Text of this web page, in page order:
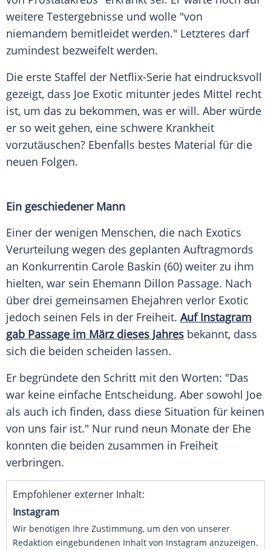
weitere Testergebnisse und wolle "von
niemandem bemitleidet werden." Letzteres darf
zumindest bezweifelt werden.
Die erste Staffel der Netflix-Serie hat eindrucksvoll
gezeigt, dass Joe Exotic mitunter jedes Mittel recht
ist, um das zu bekommen, was er will. Aber würde
er so weit gehen, eine schwere Krankheit
vorzutäuschen? Ebenfalls bestes Material für die
neuen Folgen.
Ein geschiedener Mann
Einer der wenigen Menschen, die nach Exotics
Verurteilung wegen des geplanten Auftragmords
an Konkurrentin Carole Baskin (60) weiter zu ihm
hielten, war sein Ehemann Dillon Passage. Nach
über drei gemeinsamen Ehejahren verlor Exotic
jedoch seinen Fels in der Freiheit. Auf Instagram
gab Passage im März dieses Jahres bekannt, dass
sich die beiden scheiden lassen.
Er begründete den Schritt mit den Worten: "Das
war keine einfache Entscheidung. Aber sowohl Joe
als auch ich finden, dass diese Situation für keinen
von uns fair ist." Nur rund neun Monate der Ehe
konnten die beiden zusammen in Freiheit
verbringen.
Empfohlener externer Inhalt:
Instagram
Wir benötigen Ihre Zustimmung, um den von unserer
Redaktion eingebundenen Inhalt von Instagram anzuzeigen.